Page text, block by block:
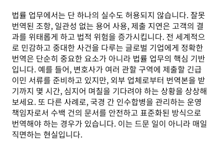
법률 업무에서는 단 하나의 실수도 허용되지 않습니다. 잘못
번역된 조항, 일관성 없는 용어 사용, 제출 지연은 고객의 결
과를 위태롭게 하고 법적 위험을 증가시킵니다. 전 세계적으
로 민감하고 중대한 사건을 다루는 글로벌 기업에게 정확한
번역은 단순히 중요한 요소가 아니라 법률 업무의 핵심 기반
입니다. 예를 들어, 변호사가 여러 관할 구역에 제출할 긴급
이민 서류를 준비하고 있지만, 외부 업체로부터 번역본을 받
기까지 몇 시간, 심지어 며칠을 기다려야 하는 상황을 상상해
보세요. 또 다른 사례로, 국경 간 인수합병을 관리하는 운영
책임자로서 수백 건의 문서를 안전하고 표준화된 방식으로
번역해야 하는 경우가 있습니다. 이는 드문 일이 아니라 매일
직면하는 현실입니다.